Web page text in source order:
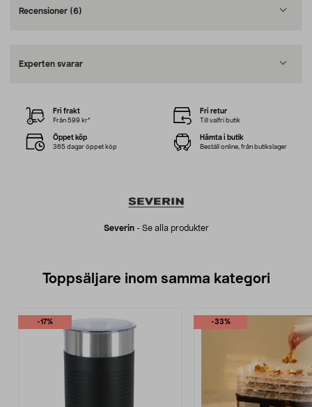
Recensioner (6)
Experten svarar
Severin- Se alla produkter
Fri frakt
Från 599 kr*
Fri retur
Till valfri butik
Öppet köp
365 dagar öppet köp
Hämta i butik
Beställ online, från butikslager
Toppsäljare inom samma kategori
-17% -33%